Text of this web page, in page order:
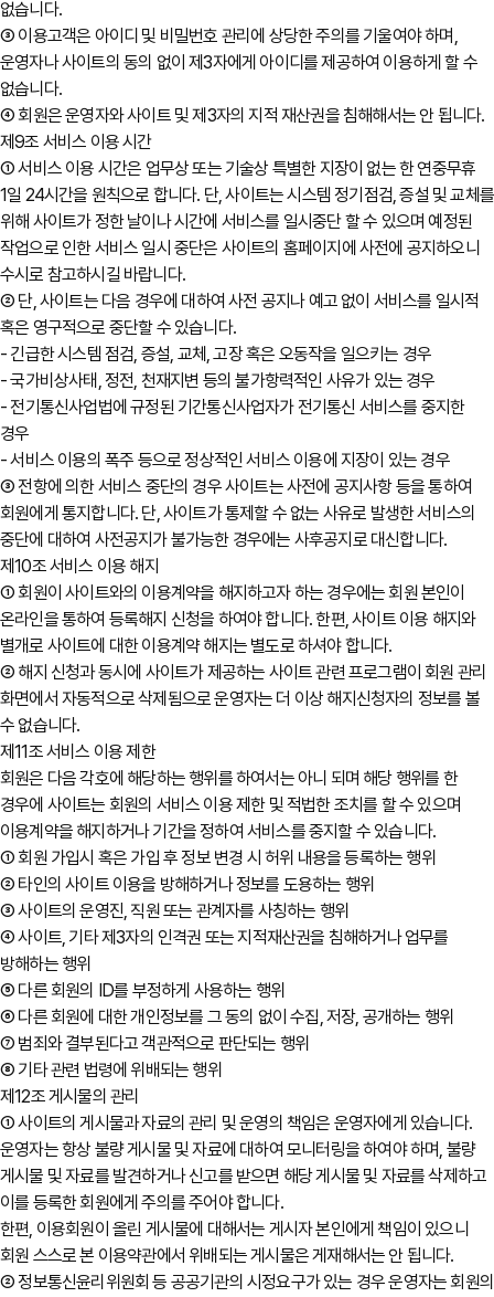
없습니다.
③ 이용고객은 아이디 및 비밀번호 관리에 상당한 주의를 기울여야 하며,
운영자나 사이트의 동의 없이 제3자에게 아이디를 제공하여 이용하게 할 수
없습니다.
④ 회원은 운영자와 사이트 및 제3자의 지적 재산권을 침해해서는 안 됩니다.
제9조 서비스 이용 시간
① 서비스 이용 시간은 업무상 또는 기술상 특별한 지장이 없는 한 연중무휴
1일 24시간을 원칙으로 합니다. 단, 사이트는 시스템 정기점검, 증설 및 교체를
위해 사이트가 정한 날이나 시간에 서비스를 일시중단 할 수 있으며 예정된
작업으로 인한 서비스 일시 중단은 사이트의 홈페이지에 사전에 공지하오니
수시로 참고하시길 바랍니다.
② 단, 사이트는 다음 경우에 대하여 사전 공지나 예고 없이 서비스를 일시적
혹은 영구적으로 중단할 수 있습니다.
- 긴급한 시스템 점검, 증설, 교체, 고장 혹은 오동작을 일으키는 경우
- 국가비상사태, 정전, 천재지변 등의 불가항력적인 사유가 있는 경우
- 전기통신사업법에 규정된 기간통신사업자가 전기통신 서비스를 중지한
경우
- 서비스 이용의 폭주 등으로 정상적인 서비스 이용에 지장이 있는 경우
③ 전항에 의한 서비스 중단의 경우 사이트는 사전에 공지사항 등을 통하여
회원에게 통지합니다. 단, 사이트가 통제할 수 없는 사유로 발생한 서비스의
중단에 대하여 사전공지가 불가능한 경우에는 사후공지로 대신합니다.
제10조 서비스 이용 해지
① 회원이 사이트와의 이용계약을 해지하고자 하는 경우에는 회원 본인이
온라인을 통하여 등록해지 신청을 하여야 합니다. 한편, 사이트 이용 해지와
별개로 사이트에 대한 이용계약 해지는 별도로 하셔야 합니다.
② 해지 신청과 동시에 사이트가 제공하는 사이트 관련 프로그램이 회원 관리
화면에서 자동적으로 삭제됨으로 운영자는 더 이상 해지신청자의 정보를 볼
수 없습니다.
제11조 서비스 이용 제한
회원은 다음 각호에 해당하는 행위를 하여서는 아니 되며 해당 행위를 한
경우에 사이트는 회원의 서비스 이용 제한 및 적법한 조치를 할 수 있으며
이용계약을 해지하거나 기간을 정하여 서비스를 중지할 수 있습니다.
① 회원 가입시 혹은 가입 후 정보 변경 시 허위 내용을 등록하는 행위
② 타인의 사이트 이용을 방해하거나 정보를 도용하는 행위
③ 사이트의 운영진, 직원 또는 관계자를 사칭하는 행위
④ 사이트, 기타 제3자의 인격권 또는 지적재산권을 침해하거나 업무를
방해하는 행위
⑤ 다른 회원의 ID를 부정하게 사용하는 행위
⑥ 다른 회원에 대한 개인정보를 그 동의 없이 수집, 저장, 공개하는 행위
⑦ 범죄와 결부된다고 객관적으로 판단되는 행위
⑧ 기타 관련 법령에 위배되는 행위
제12조 게시물의 관리
① 사이트의 게시물과 자료의 관리 및 운영의 책임은 운영자에게 있습니다.
운영자는 항상 불량 게시물 및 자료에 대하여 모니터링을 하여야 하며, 불량
게시물 및 자료를 발견하거나 신고를 받으면 해당 게시물 및 자료를 삭제하고
이를 등록한 회원에게 주의를 주어야 합니다.
한편, 이용회원이 올린 게시물에 대해서는 게시자 본인에게 책임이 있으니
회원 스스로 본 이용약관에서 위배되는 게시물은 게재해서는 안 됩니다.
② 정보통신윤리위원회 등 공공기관의 시정요구가 있는 경우 운영자는 회원의